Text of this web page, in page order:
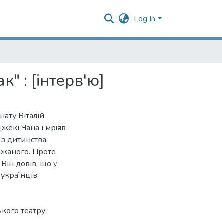
Log In
: [інтерв'ю]
Віталій
Чана і мріяв
дитинства,
Проте,
довів, що у
театру,